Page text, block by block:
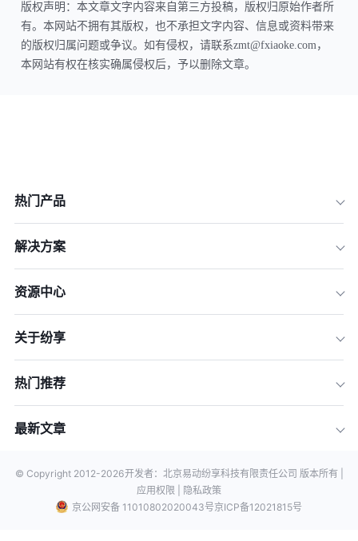
版权声明：本文章文字内容来自第三方投稿，版权归原始作者所
有。本网站不拥有其版权，也不承担文字内容、信息或资料带来
的版权归属问题或争议。如有侵权，请联系zmt@fxiaoke.com，
本网站有权在核实确属侵权后，予以删除文章。
热门产品
解决方案
资源中心
关于纷享
热门推荐
最新文章
© Copyright 2012-2026开发者：北京易动纷享科技有限责任公司 版本所有 |
应用权限 |
隐私政策
京公网安备 11010802020043号京ICP备12021815号